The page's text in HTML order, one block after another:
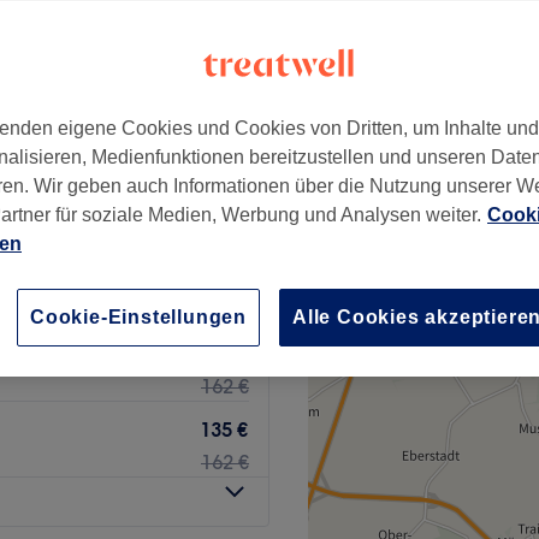
von Bieber, Offenbach
Offenbach
248 €
115 €
162 €
135 €
162 €
+
eigene Cookies und Cookies von Dritten, um Inhalte
Medienfunktionen bereitzustellen und unseren
Wir geben auch Informationen über die Nutzung unserer
für soziale Medien, Werbung und Analysen weiter.
Cookie-Einstellungen Alle Cookies akzeptieren